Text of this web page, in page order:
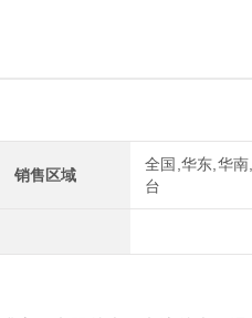
销售区域
全国,华东,华
台